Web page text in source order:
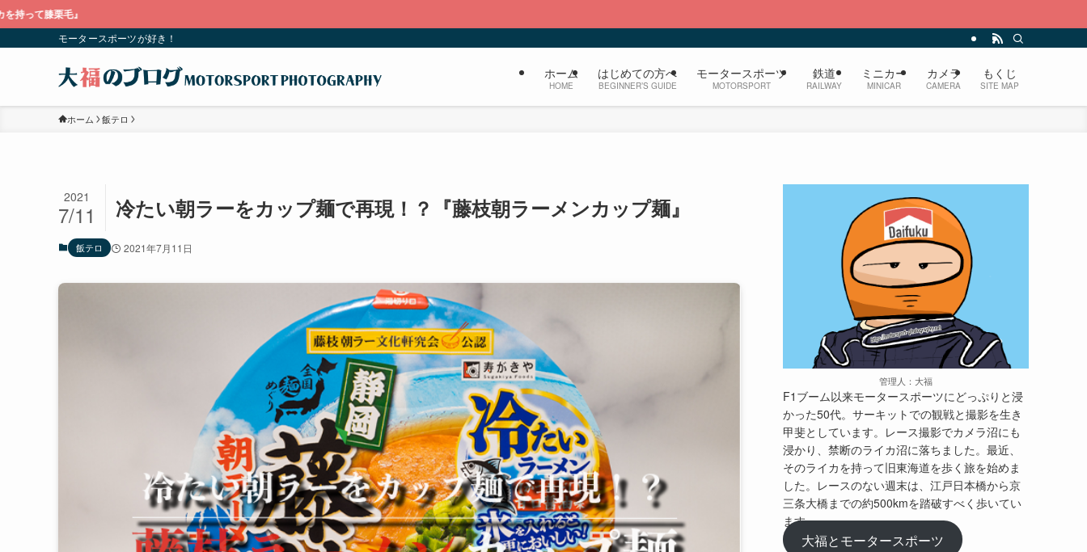
モータースポーツが好き！
ホーム
HOME
はじめての方へ
BEGINNER’S GUIDE
モータースポーツ
MOTORSPORT
鉄道
RAILWAY
ミニカー
MINICAR
カメラ
CAMERA
もくじ
SITE MAP
ホーム 飯テロ
冷たい朝ラーをカップ麺で再現！？『藤枝朝ラーメンカップ麺』
2021
7/11
飯テロ 2021年7月11日
管理人：大福
F1ブーム以来モータースポーツにどっぷりと浸
かった50代。サーキットでの観戦と撮影を生き
甲斐としています。レース撮影でカメラ沼にも
浸かり、禁断のライカ沼に落ちました。最近、
そのライカを持って旧東海道を歩く旅を始めま
した。レースのない週末は、江戸日本橋から京
三条大橋までの約500kmを踏破すべく歩いてい
ます。
大福とモータースポーツ